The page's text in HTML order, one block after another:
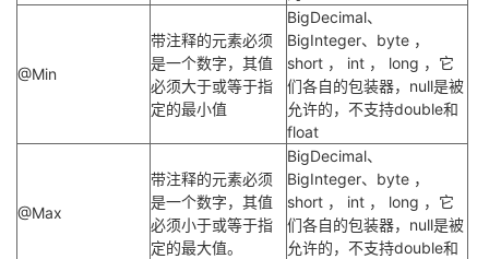
@Min
带注释的元素必须
是一个数字，其值
必须大于或等于指
定的最小值
BigDecimal、
BigInteger、byte ，
short ， int ， long ，它
们各自的包装器，null是被
允许的，不支持double和
float
@Max
带注释的元素必须
是一个数字，其值
必须小于或等于指
定的最大值。
BigDecimal、
BigInteger、byte ，
short ， int ， long ，它
们各自的包装器，null是被
允许的，不支持double和